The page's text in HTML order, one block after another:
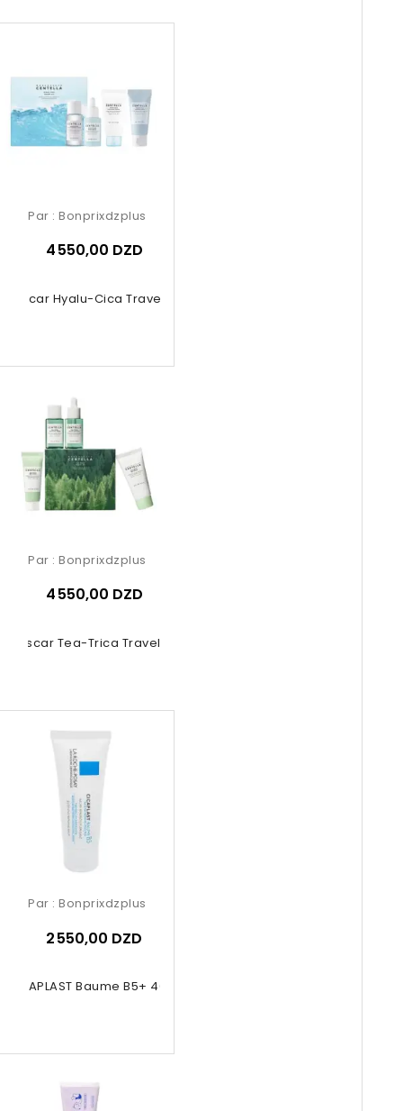
Hyalu-Cica Travel Kit 4 Pcs
Par : Bonprixdzplus
4 550,00 DZD
Tea-Trica Travel Kit 4 Pcs
Par : Bonprixdzplus
4 550,00 DZD
CICAPLAST Baume B5+ 40ml
Par : Bonprixdzplus
2 550,00 DZD